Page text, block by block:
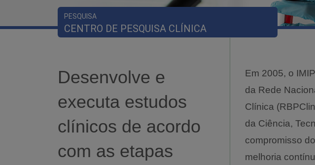
PESQUISA
CENTRO DE PESQUISA CLÍNICA
Desenvolve e
executa estudos
clínicos de acordo
com as etapas
Em 2005, o
da Rede
Clínica
da Ciência,
compromisso
melhoria